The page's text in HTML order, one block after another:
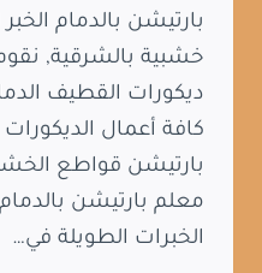
بارتيشن بالدمام
خشبية بالشرقية,
ديكورات القطيف
كافة أعمال
بارتيشن قواطع
معلم بارتيشن
الخبرات الطويلة في…